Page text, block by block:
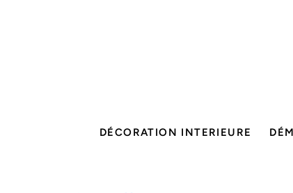
DÉCORATION INTERIEURE